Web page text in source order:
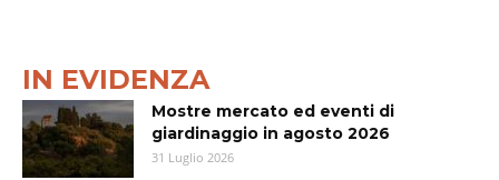
IN EVIDENZA
Mostre mercato ed eventi di
giardinaggio in agosto 2026
31 Luglio 2026